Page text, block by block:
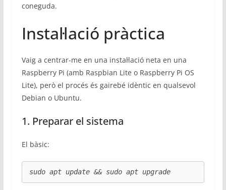
coneguda.
Instal·lació pràctica
Vaig a centrar-me en una instal·lació neta en una
Raspberry Pi (amb Raspbian Lite o Raspberry Pi OS
Lite), però el procés és gairebé idèntic en qualsevol
Debian o Ubuntu.
1. Preparar el sistema
El bàsic:
sudo apt update && sudo apt upgrade